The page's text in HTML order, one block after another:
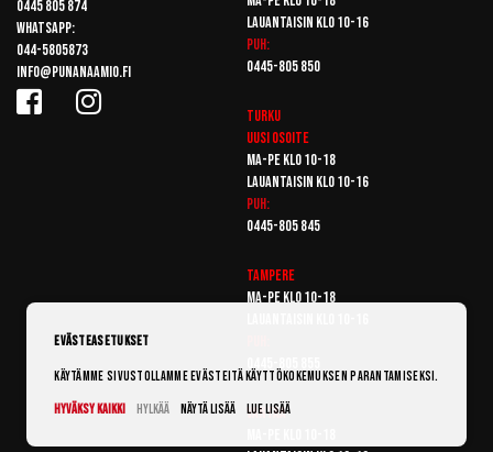
0445 805 874
Whatsapp:
044-5805873
info@punanaamio.fi
Lauantaisin klo 10-16
Puh:
0445-805 850
Turku
Uusi osoite
Ma-pe klo 10-18
Lauantaisin klo 10-16
Puh:
0445-805 845
Tampere
Ma-pe klo 10-18
Vantaa
Evästeasetukset
Käytämme sivustollamme evästeitä käyttökokemuksen parantamiseksi.
Hyväksy kaikki
Hylkää Näytä lisää Lue lisää